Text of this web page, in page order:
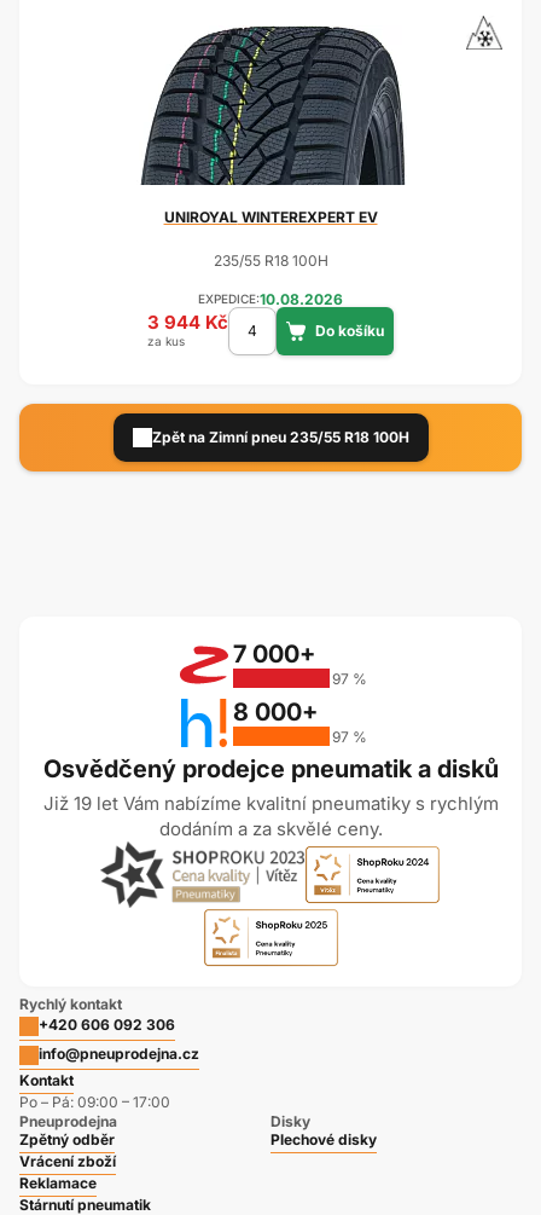
UNIROYALWINTEREXPERT EV
235/55 R18 100H
EXPEDICE:10.08.2026
3 944 Kč
za kus
Zpět na Zimní pneu 235/55 R18 100H
Osvědčený prodejce pneumatik a disků
Již 19 let Vám nabízíme kvalitní pneumatiky s rychlým
dodáním a za skvělé ceny.
7 000+
97 %
8 000+
97 %
Rychlý kontakt
+420 606 092 306
info@pneuprodejna.cz
Kontakt
Po – Pá: 09:00 – 17:00
Pneuprodejna
Zpětný odběr
Vrácení zboží
Reklamace
Stárnutí pneumatik
Disky
Plechové disky